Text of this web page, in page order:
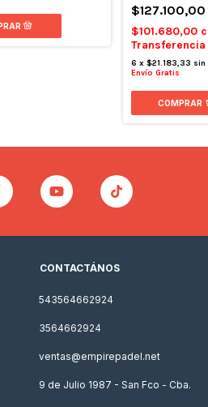
$127.100,00
$101.680,00
6 x $21.183,33 sin
Envío Gratis
COMPRAR
CONTACTÁNOS
543564662924
3564662924
ventas@empirepadel.net
9 de Julio 1987 - San Fco - Cba.